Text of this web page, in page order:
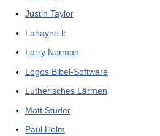
Justin Taylor
Lahayne.lt
Larry Norman
Logos Bibel-Software
Lutherisches Lärmen
Matt Studer
Paul Helm